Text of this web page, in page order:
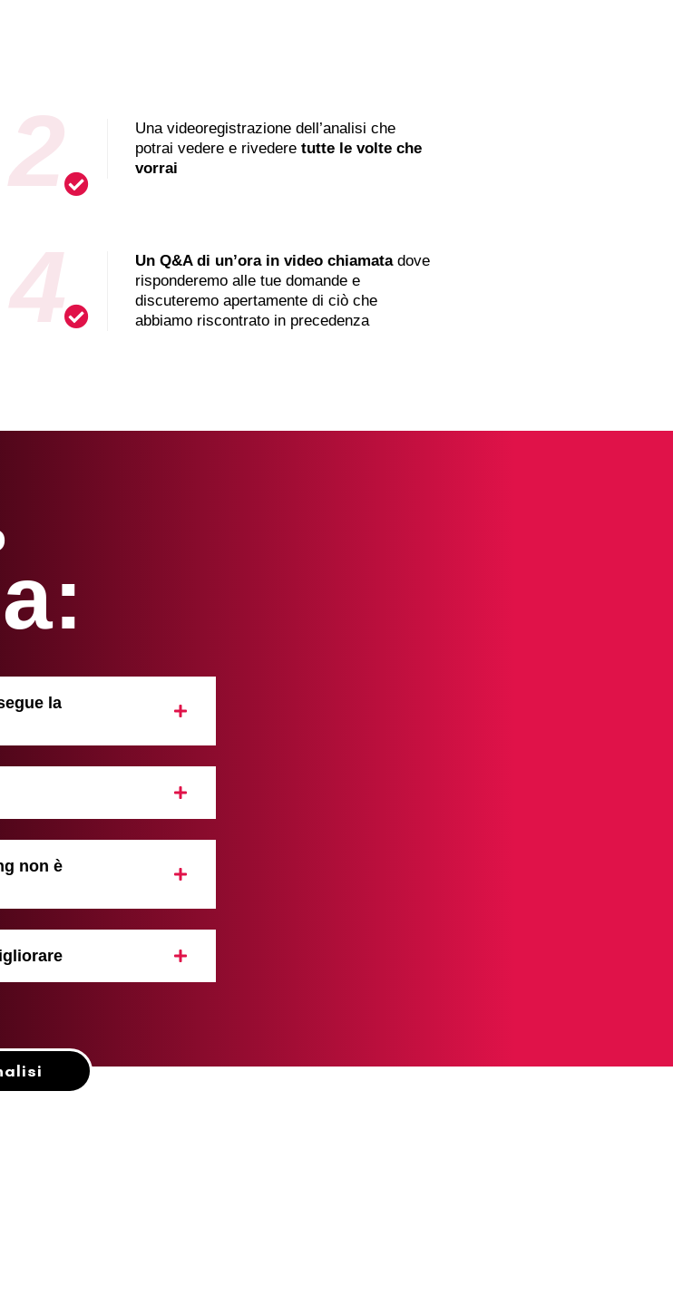
2
Una videoregistrazione dell’analisi che
potrai vedere e rivedere tutte le volte che
vorrai
4 Un Q&A di un’ora in video chiamatadove
risponderemo alle tue domande e
discuteremo apertamente di ciò che
abbiamo riscontrato in precedenza
la
non è